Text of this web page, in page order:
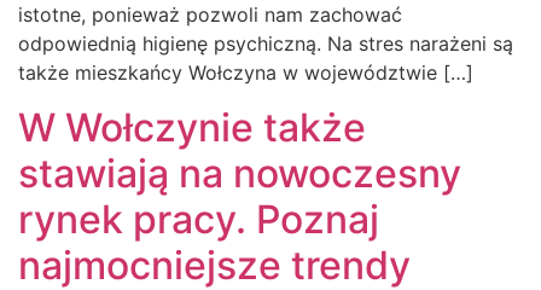
istotne, ponieważ pozwoli nam zachować
odpowiednią higienę psychiczną. Na stres narażeni są
także mieszkańcy Wołczyna w województwie […]
W Wołczynie także
stawiają na nowoczesny
rynek pracy. Poznaj
najmocniejsze trendy